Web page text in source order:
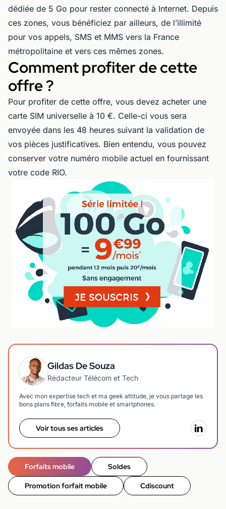
dédiée de 5 Go pour rester connecté à Internet. Depuis
ces zones, vous bénéficiez par ailleurs, de l’illimité
pour vos appels, SMS et MMS vers la France
métropolitaine et vers ces mêmes zones.
Comment profiter de cette
offre ?
Pour profiter de cette offre, vous devez acheter une
carte SIM universelle à 10 €. Celle-ci vous sera
envoyée dans les 48 heures suivant la validation de
vos pièces justificatives. Bien entendu, vous pouvez
conserver votre numéro mobile actuel en fournissant
votre code RIO.
Gildas De Souza
Rédacteur Télécom et Tech
Avec mon expertise tech et ma geek attitude, je vous partage les
bons plans fibre, forfaits mobile et smartphones.
Voir tous ses articles
Forfaits mobile Soldes
Promotion forfait mobile Cdiscount